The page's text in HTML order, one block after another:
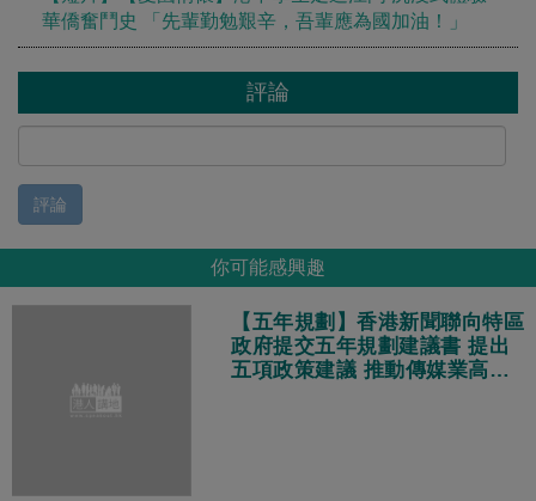
華僑奮鬥史 「先輩勤勉艱辛，吾輩應為國加油！」
評論
評論
你可能感興趣
【五年規劃】香港新聞聯向特區
政府提交五年規劃建議書 提出
五項政策建議 推動傳媒業高質